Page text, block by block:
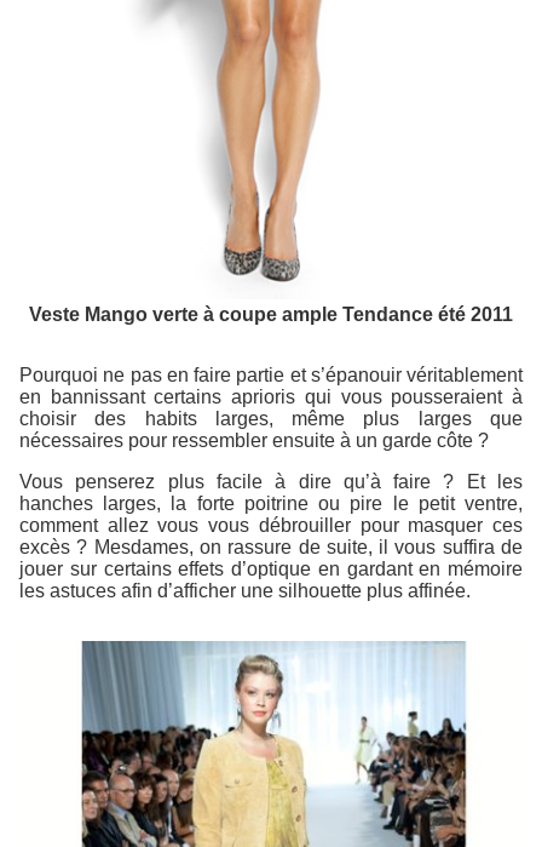
Veste Mango verte à coupe ample Tendance été 2011
Pourquoi ne pas en faire partie et s’épanouir véritablement
en bannissant certains aprioris qui vous pousseraient à
choisir des habits larges, même plus larges que
nécessaires pour ressembler ensuite à un garde côte ?
Vous penserez plus facile à dire qu’à faire ? Et les
hanches larges, la forte poitrine ou pire le petit ventre,
comment allez vous vous débrouiller pour masquer ces
excès ? Mesdames, on rassure de suite, il vous suffira de
jouer sur certains effets d’optique en gardant en mémoire
les astuces afin d’afficher une silhouette plus affinée.